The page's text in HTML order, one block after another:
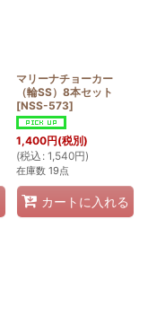
マリーナチョーカー
（輪SS）8本セット
[NSS-573]
1,400円(税別)
(税込 : 1,540円)
在庫数 19点
カートに入れる